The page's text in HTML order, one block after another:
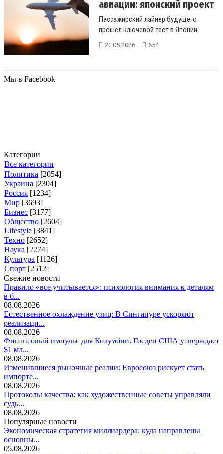
авиации: японский проект
п...
Пассажирский лайнер будущего
прошел ключевой тест в Японии.
Проверка термостойкости двигателя
20.05.2026 654
Мы в Facebook
Категории
Все категории
Политика [2054]
Украина [2304]
Россия [1234]
Мир [3693]
Бизнес [3177]
Общество [2604]
Lifestyle [3841]
Техно [2652]
Наука [2274]
Культура [1126]
Спорт [2512]
Свежие новости
Правило «все учитывается»: психология внимания к деталям
в б...
08.08.2026
Естественное охлаждение улиц: В Сингапуре ускоряют
реализаци...
08.08.2026
Финансовый импульс для Колумбии: Госдеп США утверждает
$1 мл...
08.08.2026
Изменившиеся рыночные реалии: Евросоюз рискует стать
импорте...
08.08.2026
Протоколы качества: как художественные советы управляли
судь...
08.08.2026
Популярные новости
Экономическая стратегия миллиардера: куда направлены
основны...
05.08.2026